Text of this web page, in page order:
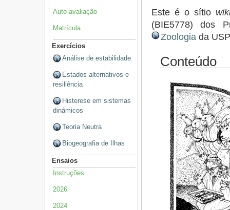
Auto-avaliação
Matrícula
Exercícios
Análise de estabilidade
Estados alternativos e
resiliência
Histerese em sistemas
dinâmicos
Teoria Neutra
Biogeografia de Ilhas
Ensaios
Instruções
2026
2024
Este é o sítio
(BIE5778) dos
Zoologia da
Conteúdo